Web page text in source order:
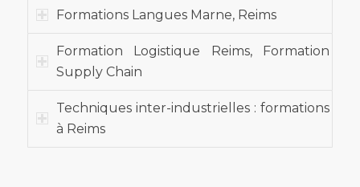
Formations Langues Marne, Reims
Formation Logistique Reims, Formation
Supply Chain
Techniques inter-industrielles : formations
à Reims